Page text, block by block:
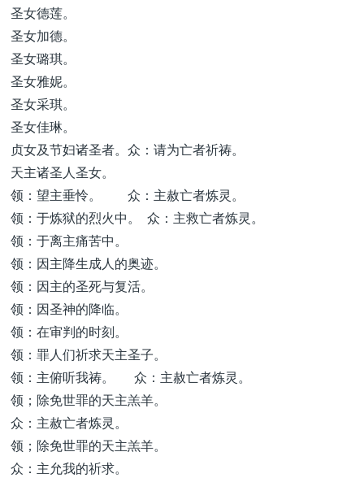
圣女德莲。
圣女加德。
圣女璐琪。
圣女雅妮。
圣女采琪。
圣女佳琳。
贞女及节妇诸圣者。众：请为亡者祈祷。
天主诸圣人圣女。
领：望主垂怜。 众：主赦亡者炼灵。
领：于炼狱的烈火中。 众：主救亡者炼灵。
领：于离主痛苦中。
领：因主降生成人的奥迹。
领：因主的圣死与复活。
领：因圣神的降临。
领：在审判的时刻。
领：罪人们祈求天主圣子。
领：主俯听我祷。 众：主赦亡者炼灵。
领；除免世罪的天主羔羊。
众：主赦亡者炼灵。
领；除免世罪的天主羔羊。
众：主允我的祈求。